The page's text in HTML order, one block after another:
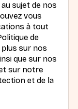
sujet de nos
vous
à tout
de
sur nos
que sur nos
sur notre
et de la